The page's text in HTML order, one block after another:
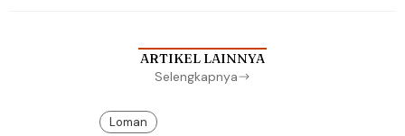
ARTIKEL LAINNYA
Selengkapnya
Loman